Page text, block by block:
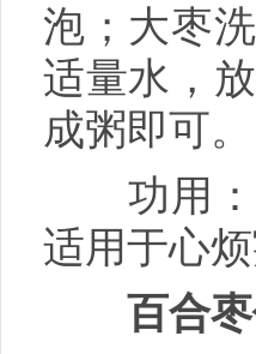
泡；大枣
适量水，
成粥即可。
功用：
适用于心
百合枣